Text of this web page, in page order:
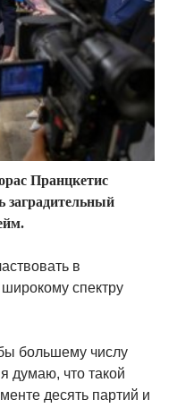
Пранцкетис
заградительный
в
спектру
большему числу
думаю, что такой
десять партий и